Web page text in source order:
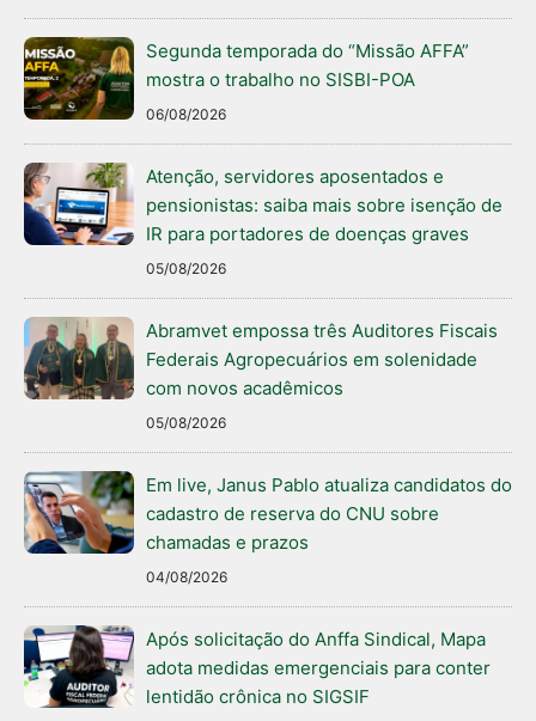
Segunda temporada do “Missão AFFA”
mostra o trabalho no SISBI-POA
06/08/2026
Atenção, servidores aposentados e
pensionistas: saiba mais sobre isenção de
IR para portadores de doenças graves
05/08/2026
Abramvet empossa três Auditores Fiscais
Federais Agropecuários em solenidade
com novos acadêmicos
05/08/2026
Em live, Janus Pablo atualiza candidatos do
cadastro de reserva do CNU sobre
chamadas e prazos
04/08/2026
Após solicitação do Anffa Sindical, Mapa
adota medidas emergenciais para conter
lentidão crônica no SIGSIF